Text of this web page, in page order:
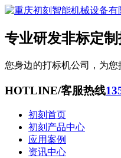
专业研发非标定
您身边的打标机公司，为您
HOTLINE/客服热线
初刻首页
初刻产品中心
应用案例
资讯中心